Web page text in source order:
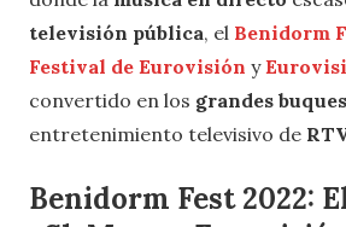
televisión pública, el Benidorm
Festival de Eurovisión y
convertido en los grandes
entretenimiento televisivo de
Benidorm Fest 2022: